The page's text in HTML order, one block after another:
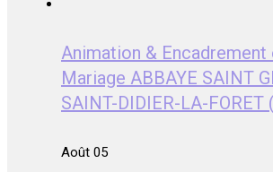
Animation & Encadrement
Mariage ABBAYE SAINT
SAINT-DIDIER-LA-FORET
Août 05